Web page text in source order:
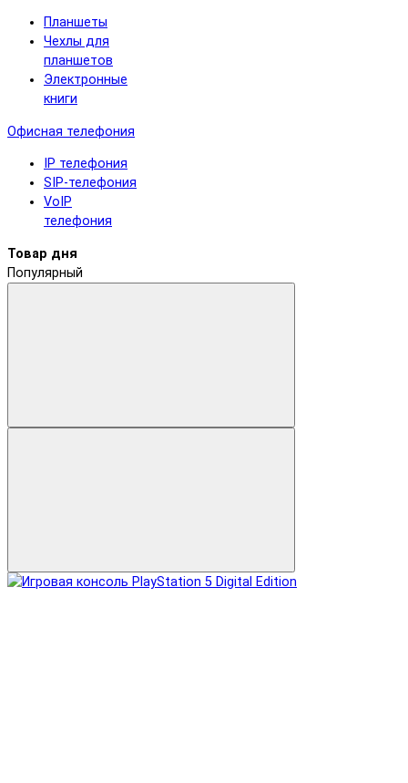
Планшеты
Чехлы для
планшетов
Электронные
книги
Офисная телефония
IP телефония
SIP-телефония
VoIP
телефония
Товар дня
Популярный